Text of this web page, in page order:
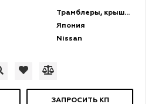
Трамблеры, крышки трамблеров, бегунки и катушки зажигания
Япония
Nissan
ЗАПРОСИТЬ КП